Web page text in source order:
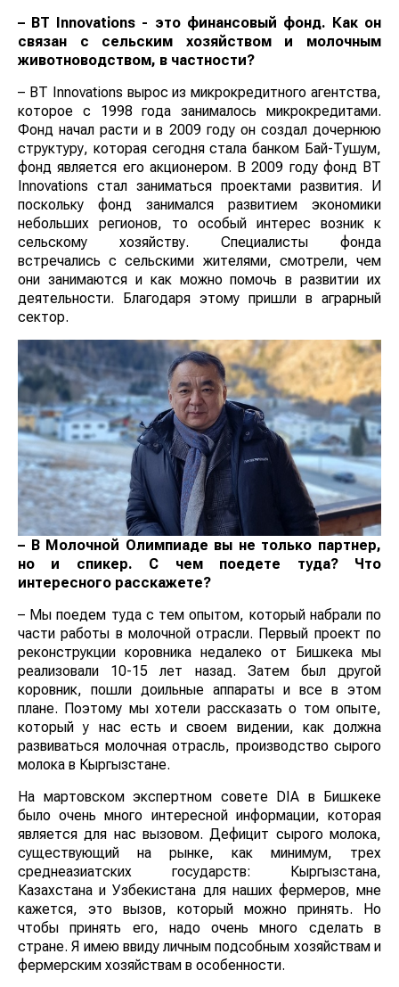
– BT Innovations - это финансовый фонд. Как он
связан с сельским хозяйством и молочным
животноводством, в частности?
– BT Innovations вырос из микрокредитного агентства,
которое с 1998 года занималось микрокредитами.
Фонд начал расти и в 2009 году он создал дочернюю
структуру, которая сегодня стала банком Бай-Тушум,
фонд является его акционером. В 2009 году фонд BT
Innovations стал заниматься проектами развития. И
поскольку фонд занимался развитием экономики
небольших регионов, то особый интерес возник к
сельскому хозяйству. Специалисты фонда
встречались с сельскими жителями, смотрели, чем
они занимаются и как можно помочь в развитии их
деятельности. Благодаря этому пришли в аграрный
сектор.
– В Молочной Олимпиаде вы не только партнер,
но и спикер. С чем поедете туда? Что
интересного расскажете?
– Мы поедем туда с тем опытом, который набрали по
части работы в молочной отрасли. Первый проект по
реконструкции коровника недалеко от Бишкека мы
реализовали 10-15 лет назад. Затем был другой
коровник, пошли доильные аппараты и все в этом
плане. Поэтому мы хотели рассказать о том опыте,
который у нас есть и своем видении, как должна
развиваться молочная отрасль, производство сырого
молока в Кыргызстане.
На мартовском экспертном совете DIA в Бишкеке
было очень много интересной информации, которая
является для нас вызовом. Дефицит сырого молока,
существующий на рынке, как минимум, трех
среднеазиатских государств: Кыргызстана,
Казахстана и Узбекистана для наших фермеров, мне
кажется, это вызов, который можно принять. Но
чтобы принять его, надо очень много сделать в
стране. Я имею ввиду личным подсобным хозяйствам и
фермерским хозяйствам в особенности.